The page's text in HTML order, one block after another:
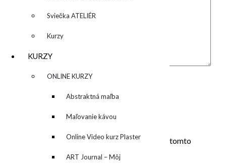
každý deň
Sviečka ATELIÉR
Kurzy
KURZY
▼ ONLINE KURZY
▼ Abstraktná maľba
akrylom (Mixed Media)
Maľovanie kávou
Online Video kurz Plaster
ART
ART Journal – Môj
Uložiť moje meno, e-mail a webovú stránku v tomto
prehliadači pre moje budúce komentáre.